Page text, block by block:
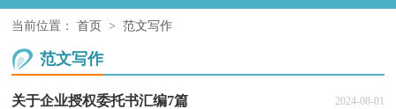
当前位置： 首页 > 范文写作
范文写作
关于企业授权委托书汇编7篇 2024-08-01